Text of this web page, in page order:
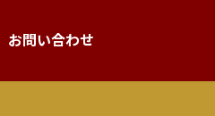
お問い合わせ